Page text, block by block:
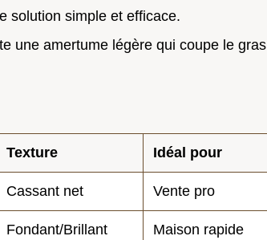
solution simple et efficace.
une amertume légère qui coupe le gras
Texture Idéal pour
Cassant net Vente pro
Fondant/Brillant Maison rapide